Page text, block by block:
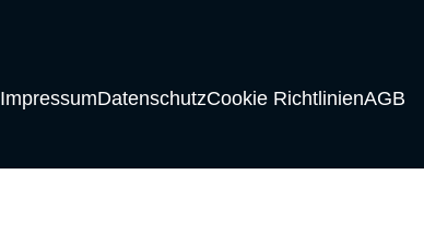
ImpressumDatenschutzCookie RichtlinienAGB